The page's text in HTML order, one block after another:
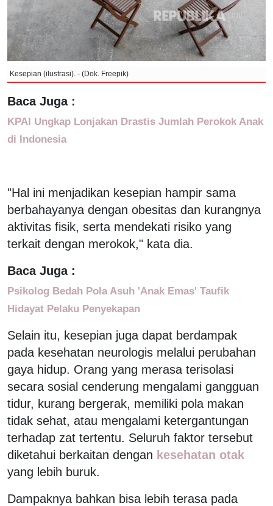
Kesepian (ilustrasi). - (Dok. Freepik)
Baca Juga :
KPAI Ungkap Lonjakan Drastis Jumlah Perokok Anak
di Indonesia
"Hal ini menjadikan kesepian hampir sama
berbahayanya dengan obesitas dan kurangnya
aktivitas fisik, serta mendekati risiko yang
terkait dengan merokok," kata dia.
Baca Juga :
Psikolog Bedah Pola Asuh 'Anak Emas' Taufik
Hidayat Pelaku Penyekapan
Selain itu, kesepian juga dapat berdampak
pada kesehatan neurologis melalui perubahan
gaya hidup. Orang yang merasa terisolasi
secara sosial cenderung mengalami gangguan
tidur, kurang bergerak, memiliki pola makan
tidak sehat, atau mengalami ketergantungan
terhadap zat tertentu. Seluruh faktor tersebut
diketahui berkaitan dengan kesehatan otak
yang lebih buruk.
Dampaknya bahkan bisa lebih terasa pada